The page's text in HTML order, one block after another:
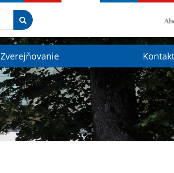
Zverejňovanie